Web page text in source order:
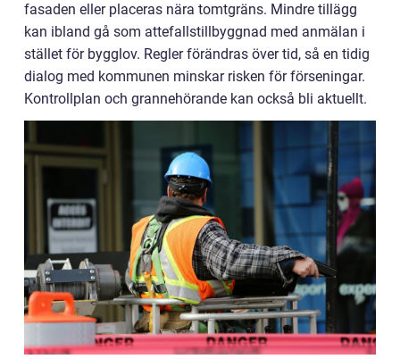
fasaden eller placeras nära tomtgräns. Mindre tillägg
kan ibland gå som attefallstillbyggnad med anmälan i
stället för bygglov. Regler förändras över tid, så en tidig
dialog med kommunen minskar risken för förseningar.
Kontrollplan och grannehörande kan också bli aktuellt.